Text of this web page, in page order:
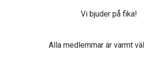
Vi bjuder på fika!
Alla medlemmar är varmt